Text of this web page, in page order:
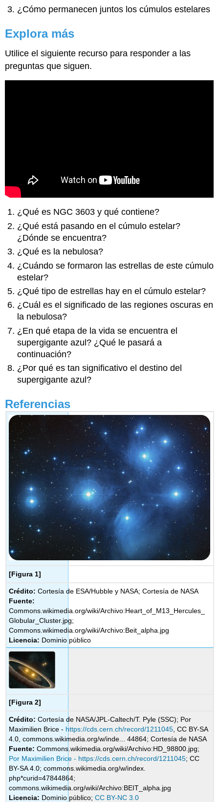
¿Cómo permanecen juntos los cúmulos estelares
Explora más
Utilice el siguiente recurso para responder a las
preguntas que siguen.
¿Qué es NGC 3603 y qué contiene?
¿Qué está pasando en el cúmulo estelar?
¿Dónde se encuentra?
¿Qué es la nebulosa?
¿Cuándo se formaron las estrellas de este cúmulo
estelar?
¿Qué tipo de estrellas hay en el cúmulo estelar?
¿Cuál es el significado de las regiones oscuras en
la nebulosa?
¿En qué etapa de la vida se encuentra el
supergigante azul? ¿Qué le pasará a
continuación?
¿Por qué es tan significativo el destino del
supergigante azul?
Referencias
[Figura 1]
Crédito: Cortesía de ESA/Hubble y NASA; Cortesía de NASA
Fuente:
Commons.wikimedia.org/wiki/Archivo:Heart_of_M13_Hercules_
Globular_Cluster.jpg;
Commons.wikimedia.org/wiki/Archivo:Beit_alpha.jpg
Licencia: Dominio público
[Figura 2]
Crédito: Cortesía de NASA/JPL-Caltech/T. Pyle (SSC); Por
Maximilien Brice - https://cds.cern.ch/record/1211045 , CC BY-SA
4.0, commons.wikimedia.org/w/inde... 44864; Cortesía de NASA
Fuente: Commons.wikimedia.org/wiki/Archivo:HD_98800.jpg;
Por Maximilien Brice - https://cds.cern.ch/record/1211045; CC
BY-SA 4.0; commons.wikimedia.org/w/index.
php*curid=47844864;
commons.wikimedia.org/wiki/Archivo:BEIT_alpha.jpg
Licencia: Dominio público;CC BY-NC 3.0